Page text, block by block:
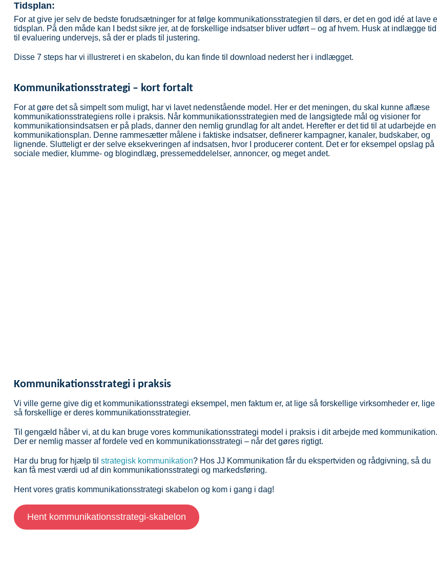
Tidsplan:
For at give jer selv de bedste forudsætninger for at følge kommunikationsstrategien til dørs, er det en god idé at lave
tidsplan. På den måde kan I bedst sikre jer, at de forskellige indsatser bliver udført – og af hvem. Husk at indlægge tid
til evaluering undervejs, så der er plads til justering.
Disse 7 steps har vi illustreret i en skabelon, du kan finde til download nederst her i indlægget.
Kommunikationsstrategi – kort fortalt
For at gøre det så simpelt som muligt, har vi lavet nedenstående model. Her er det meningen, du skal kunne aflæse
kommunikationsstrategiens rolle i praksis. Når kommunikationsstrategien med de langsigtede mål og visioner for
kommunikationsindsatsen er på plads, danner den nemlig grundlag for alt andet. Herefter er det tid til at udarbejde en
kommunikationsplan. Denne rammesætter målene i faktiske indsatser, definerer kampagner, kanaler, budskaber, og
lignende. Slutteligt er der selve eksekveringen af indsatsen, hvor I producerer content. Det er for eksempel opslag på
sociale medier, klumme- og blogindlæg, pressemeddelelser, annoncer, og meget andet.
Kommunikationsstrategi i praksis
Vi ville gerne give dig et kommunikationsstrategi eksempel, men faktum er, at lige så forskellige virksomheder er, lige
så forskellige er deres kommunikationsstrategier.
Til gengæld håber vi, at du kan bruge vores kommunikationsstrategi model i praksis i dit arbejde med kommunikation.
Der er nemlig masser af fordele ved en kommunikationsstrategi – når det gøres rigtigt.
Har du brug for hjælp til strategisk kommunikation? Hos JJ Kommunikation får du ekspertviden og rådgivning, så du
kan få mest værdi ud af din kommunikationsstrategi og markedsføring.
Hent vores gratis kommunikationsstrategi skabelon og kom i gang i dag!
Hent kommunikationsstrategi-skabelon